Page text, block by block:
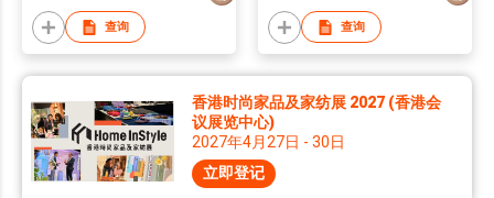
查询 查询
香港时尚家品及家纺展 2027 (香港会
议展览中心)
2027年4月27日 - 30日
立即登记